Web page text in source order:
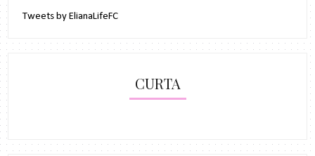
Tweets by ElianaLifeFC
CURTA